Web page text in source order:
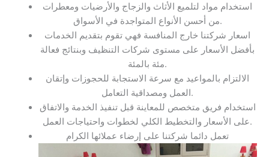
استخدام مواد لتلميع الأثاث والزجاج والأرضيات ومعطرات
من أحسن الأنواع المتواجدة في الأسواق.
اسعار شركتنا خارج المنافسة فهي تقوم بتقديم الخدمات
بأفضل الأسعار على مستوى شركات التنظيف وبنتائج فعالة
مئة بالمئة.
الالتزام بالمواعيد مع سرعة الاستجابة للحجوزات وإتقان
العمل ومصداقية التعامل.
استخدام فريق متخصص للمعاينة قبل تنفيذ الخدمة والاتفاق
على الأسعار والتخطيط الكلي لخطوات واحتياجات العمل.
تعمل دائما شركتنا على إرضاء عملائها الكرام